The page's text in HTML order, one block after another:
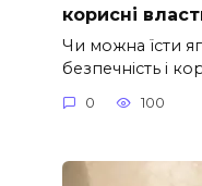
корисні
Чи можна їсти
безпечність і
0 100